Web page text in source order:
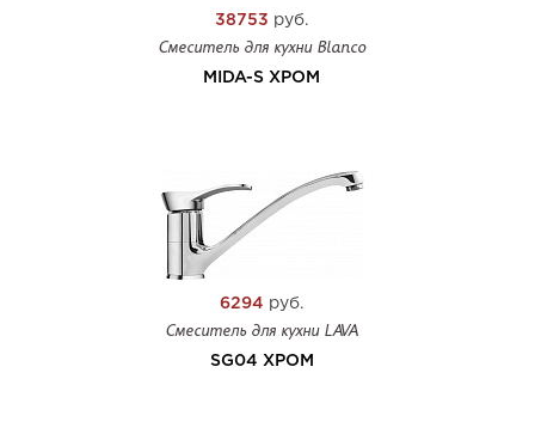
38753 руб.
Смеситель для кухни Blanco
MIDA-S ХРОМ
6294 руб.
Смеситель для кухни LAVA
SG04 ХРОМ